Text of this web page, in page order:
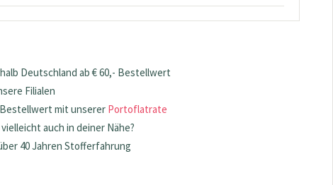
Deutschland ab € 60,- Bestellwert
Filialen
mit unserer Portoflatrate
vielleicht auch in deiner Nähe?
40 Jahren Stofferfahrung